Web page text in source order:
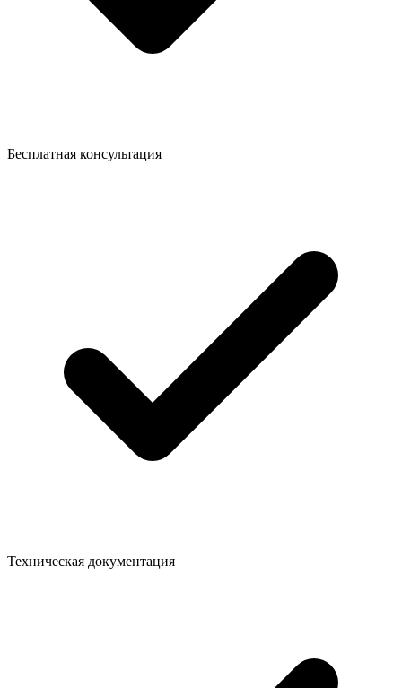
Бесплатная консультация
Техническая документация